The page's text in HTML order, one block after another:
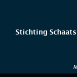
Stichting